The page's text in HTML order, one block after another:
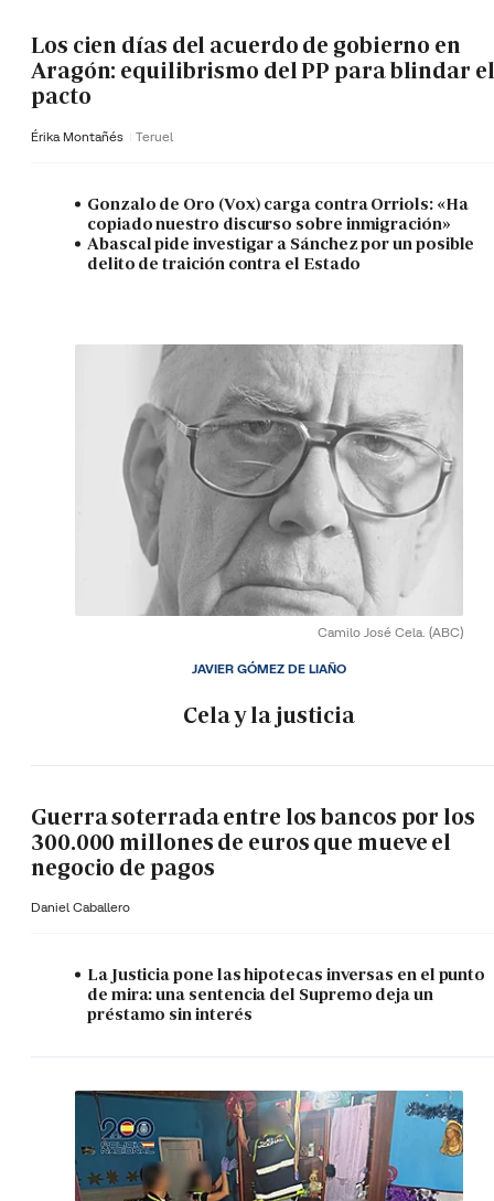
Los cien días del acuerdo de gobierno en
Aragón: equilibrismo del PP para blindar el
pacto
Érika Montañés Teruel
Gonzalo de Oro (Vox) carga contra Orriols: «Ha
copiado nuestro discurso sobre inmigración»
Abascal pide investigar a Sánchez por un posible
delito de traición contra el Estado
Camilo José Cela. (ABC)
Cela y la justicia
JAVIER GÓMEZ DE LIAÑO
Guerra soterrada entre los bancos por los
300.000 millones de euros que mueve el
negocio de pagos
Daniel Caballero
La Justicia pone las hipotecas inversas en el punto
de mira: una sentencia del Supremo deja un
préstamo sin interés